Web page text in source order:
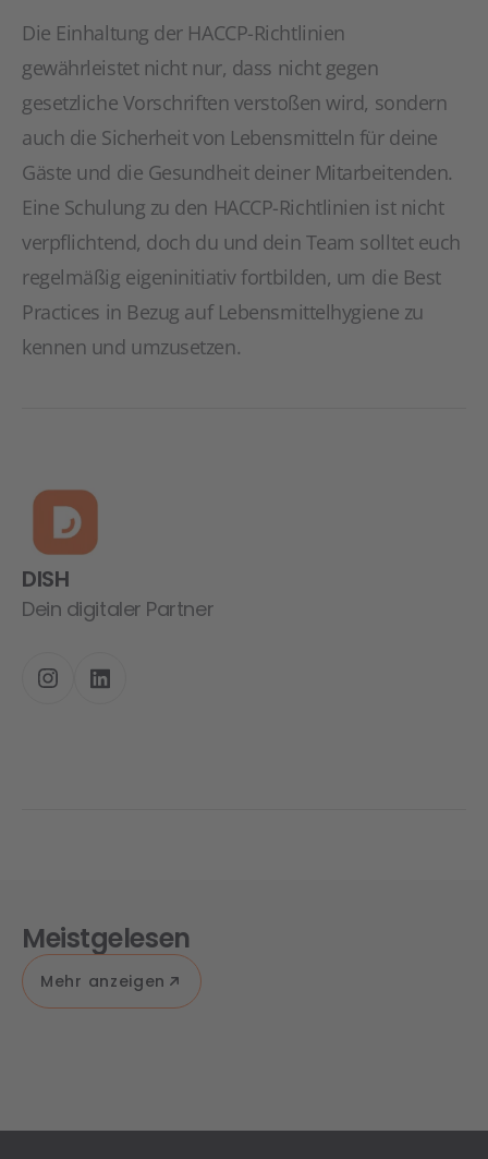
Die Einhaltung der HACCP-Richtlinien
gewährleistet nicht nur, dass nicht gegen
gesetzliche Vorschriften verstoßen wird, sondern
auch die Sicherheit von Lebensmitteln für deine
Gäste und die Gesundheit deiner Mitarbeitenden.
Eine Schulung zu den HACCP-Richtlinien ist nicht
verpflichtend, doch du und dein Team solltet euch
regelmäßig eigeninitiativ fortbilden, um die Best
Practices in Bezug auf Lebensmittelhygiene zu
kennen und umzusetzen.
DISH
Dein digitaler Partner
Meistgelesen
Mehr anzeigen